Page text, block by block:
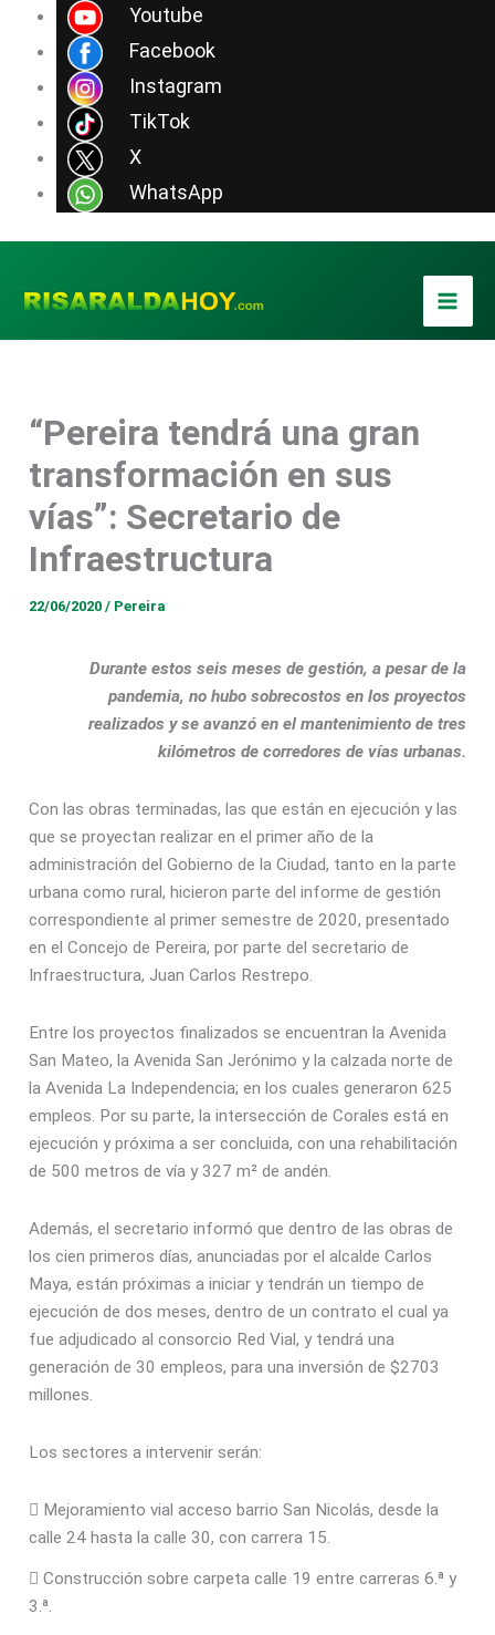
Youtube
Facebook
Instagram
TikTok
X
WhatsApp
contenido
“Pereira tendrá una gran
transformación en sus
vías”: Secretario de
Infraestructura
22/06/2020/ Pereira
Durante estos seis meses de gestión, a pesar de la
pandemia, no hubo sobrecostos en los proyectos
realizados y se avanzó en el mantenimiento de tres
kilómetros de corredores de vías urbanas.
Con las obras terminadas, las que están en ejecución y las
que se proyectan realizar en el primer año de la
administración del Gobierno de la Ciudad, tanto en la parte
urbana como rural, hicieron parte del informe de gestión
correspondiente al primer semestre de 2020, presentado
en el Concejo de Pereira, por parte del secretario de
Infraestructura, Juan Carlos Restrepo.
Entre los proyectos finalizados se encuentran la Avenida
San Mateo, la Avenida San Jerónimo y la calzada norte de
la Avenida La Independencia; en los cuales generaron 625
empleos. Por su parte, la intersección de Corales está en
ejecución y próxima a ser concluida, con una rehabilitación
de 500 metros de vía y 327 m² de andén.
Además, el secretario informó que dentro de las obras de
los cien primeros días, anunciadas por el alcalde Carlos
Maya, están próximas a iniciar y tendrán un tiempo de
ejecución de dos meses, dentro de un contrato el cual ya
fue adjudicado al consorcio Red Vial, y tendrá una
generación de 30 empleos, para una inversión de $2703
millones.
Los sectores a intervenir serán:
 Mejoramiento vial acceso barrio San Nicolás, desde la
calle 24 hasta la calle 30, con carrera 15.
 Construcción sobre carpeta calle 19 entre carreras 6.ª y
3.ª.